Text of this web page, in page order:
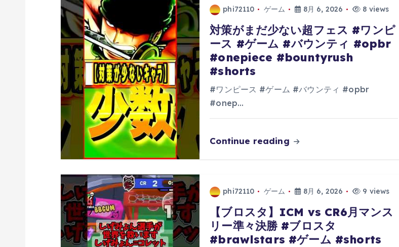
phi72110 ゲーム 8月 6, 2026 8 views
対策がまだ少ない超フェス #ワンピ
ース #ゲーム #バウンティ #opbr
#onepiece #bountyrush
#shorts
#ワンピース #ゲーム #バウンティ #opbr
#onep…
Continue reading
phi72110 ゲーム 8月 6, 2026 9 views
【ブロスタ】ICM vs CR6月マンス
リー準々決勝 #ブロスタ
#brawlstars #ゲーム #shorts